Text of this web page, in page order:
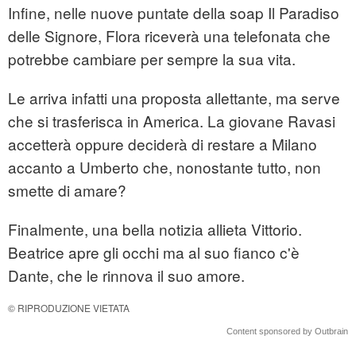
Infine, nelle nuove puntate della soap Il Paradiso
delle Signore, Flora riceverà una telefonata che
potrebbe cambiare per sempre la sua vita.
Le arriva infatti una proposta allettante, ma serve
che si trasferisca in America. La giovane Ravasi
accetterà oppure deciderà di restare a Milano
accanto a Umberto che, nonostante tutto, non
smette di amare?
Finalmente, una bella notizia allieta Vittorio.
Beatrice apre gli occhi ma al suo fianco c'è
Dante, che le rinnova il suo amore.
© RIPRODUZIONE VIETATA
Content sponsored by Outbrain